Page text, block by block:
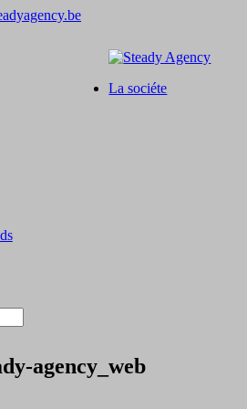
La sociéte
agency_web